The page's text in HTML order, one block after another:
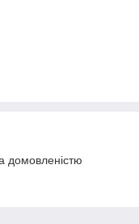
домовленістю